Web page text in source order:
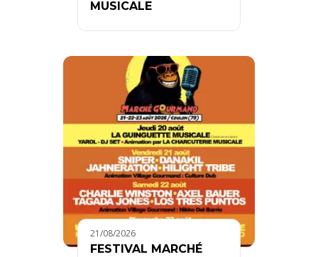
MUSICALE
21/08/2026
FESTIVAL MARCHÉ